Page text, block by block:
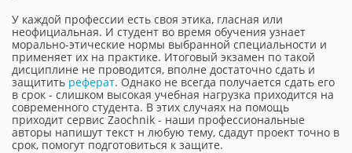
У каждой профессии есть своя этика, гласная или
неофициальная. И студент во время обучения узнает
морально-этические нормы выбранной специальности и
применяет их на практике. Итоговый экзамен по такой
дисциплине не проводится, вполне достаточно сдать и
защитить реферат. Однако не всегда получается сдать его
в срок - слишком высокая учебная нагрузка приходится на
современного студента. В этих случаях на помощь
приходит сервис Zaochnik - наши профессиональные
авторы напишут текст н любую тему, сдадут проект точно в
срок, помогут подготовиться к защите.